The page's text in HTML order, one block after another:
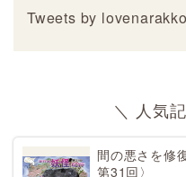
Tweets by lovenarakko
＼ 人気
間の悪さを修
第31回〉